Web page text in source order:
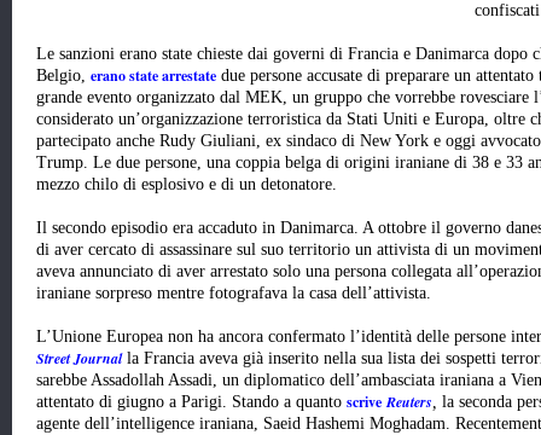
Le sanzioni erano state chieste dai governi di Francia e Danimarca dopo
Belgio, erano state arrestate due persone accusate di preparare un
grande evento organizzato dal MEK, un gruppo che vorrebbe rovesciare
considerato un’organizzazione terroristica da Stati Uniti e Europa, oltre
partecipato anche Rudy Giuliani, ex sindaco di New York e oggi
Trump. Le due persone, una coppia belga di origini iraniane di 38 e 33
mezzo chilo di esplosivo e di un detonatore.
Il secondo episodio era accaduto in Danimarca. A ottobre il governo
di aver cercato di assassinare sul suo territorio un attivista di un
aveva annunciato di aver arrestato solo una persona collegata
iraniane sorpreso mentre fotografava la casa dell’attivista.
L’Unione Europea non ha ancora confermato l’identità delle persone
Street Journal la Francia aveva già inserito nella sua lista dei sospetti
sarebbe Assadollah Assadi, un diplomatico dell’ambasciata iraniana a
attentato di giugno a Parigi. Stando a quanto scrive Reuters, la seconda
agente dell’intelligence iraniana, Saeid Hashemi Moghadam.